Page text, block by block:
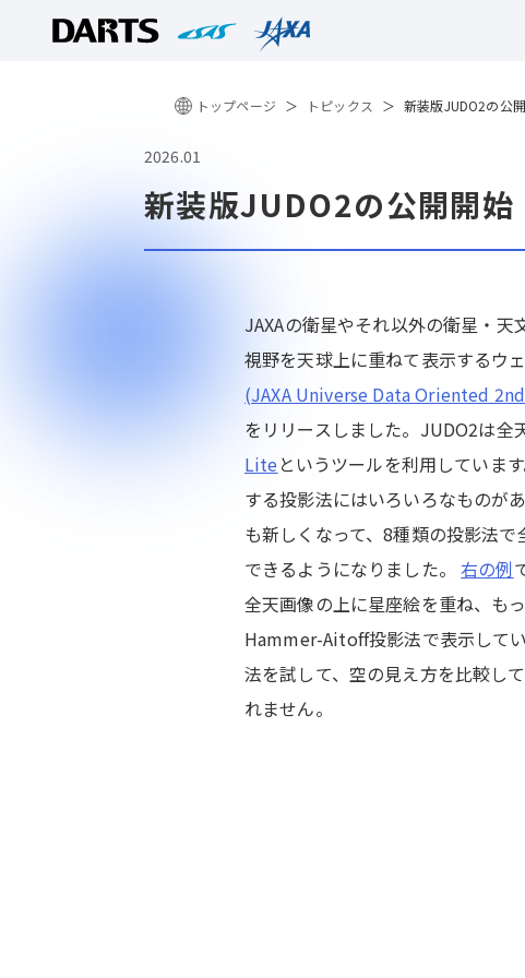
トップページ トピックス 新装版JUDO2の公
2026.01
新装版JUDO2の公開開始
JAXAの衛星やそれ以外の衛星・天
視野を天球上に重ねて表示するウェ
(JAXA Universe Data Oriented
をリリースしました。JUDO2は全
Liteというツールを利用していま
する投影法にはいろいろなものが
も新しくなって、8種類の投影法
できるようになりました。右の例
全天画像の上に星座絵を重ね、も
Hammer-Aitoff投影法で表示して
法を試して、空の見え方を比較し
れません。